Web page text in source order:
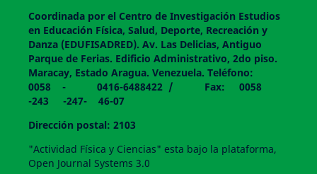
Coordinada por el Centro de Investigación Estudios
en Educación Física, Salud, Deporte, Recreación y
Danza (EDUFISADRED). Av. Las Delicias, Antiguo
Parque de Ferias. Edificio Administrativo, 2do piso.
Maracay, Estado Aragua. Venezuela. Teléfono:
0058 - 0416-6488422 / Fax: 0058
-243 -247- 46-07
Dirección postal: 2103
"Actividad Física y Ciencias" esta bajo la plataforma,
Open Journal Systems 3.0